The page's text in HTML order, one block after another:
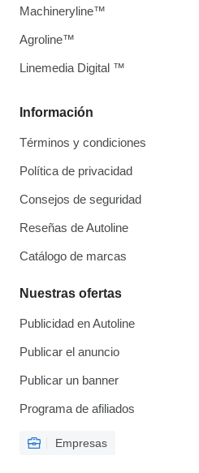
Información
Términos y condiciones
Política de privacidad
Consejos de seguridad
Reseñas de Autoline
Catálogo de marcas
Nuestras ofertas
Publicidad en Autoline
Publicar el anuncio
Publicar un banner
Programa de afiliados
Empresas
Machineryline™
Agroline™
Linemedia Digital ™